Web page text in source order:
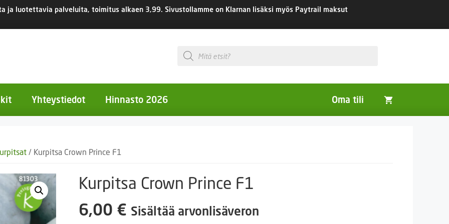
ja luotettavia palveluita, toimitus alkaen 3,99. Sivustollamme on Klarnan lisäksi myös Paytrail maksut
Products
search
kukat
kukat
Ruukut
Yhteystiedot Hinnasto 2026 Oma tili
/ Kurpitsa Crown Prince F1
Kurpitsa Crown Prince F1
6,00 € Sisältää arvonlisäveron